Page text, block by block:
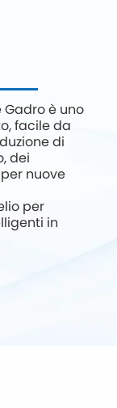
è uno
facile da
di
dei
nuove
per
in